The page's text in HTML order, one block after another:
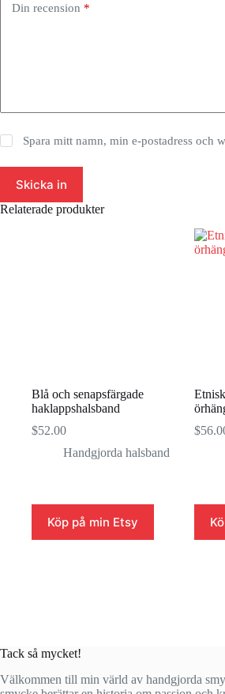
Din recension *
Spara mitt namn, min e-postadress och
Skicka in
Relaterade produkter
Blå och senapsfärgade
haklappshalsband
$52.00
Handgjorda halsband
Köp på min Etsy
$
Tack så mycket!
Välkommen till min värld av handgjorda